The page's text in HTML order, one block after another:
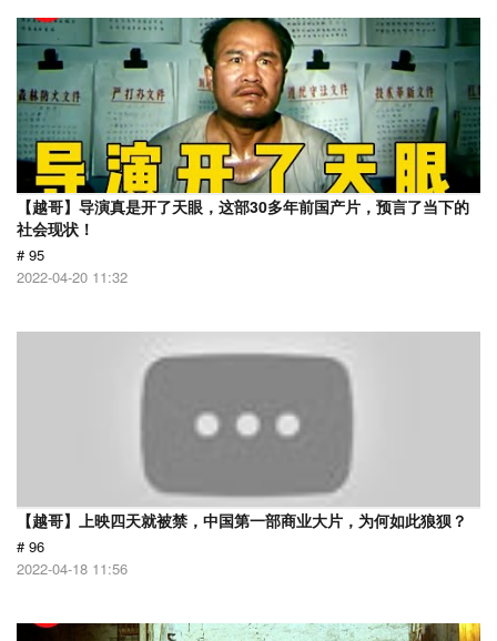
【越哥】导演真是开了天眼，这部30多年前国产片，预言了当下的
社会现状！
# 95
2022-04-20 11:32
【越哥】上映四天就被禁，中国第一部商业大片，为何如此狼狈？
# 96
2022-04-18 11:56